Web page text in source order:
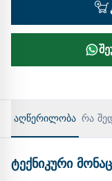
აღწერილობა რა
ტექნიკური